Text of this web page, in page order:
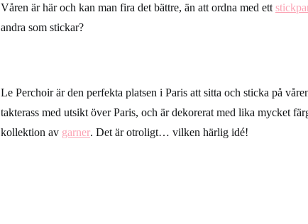
Våren är här och kan man fira det bättre, än att ordna med ett
andra som stickar?
Le Perchoir är den perfekta platsen i Paris att sitta och sticka på
takterass med utsikt över Paris, och är dekorerat med lika mycket
kollektion av garner. Det är otroligt… vilken härlig idé!